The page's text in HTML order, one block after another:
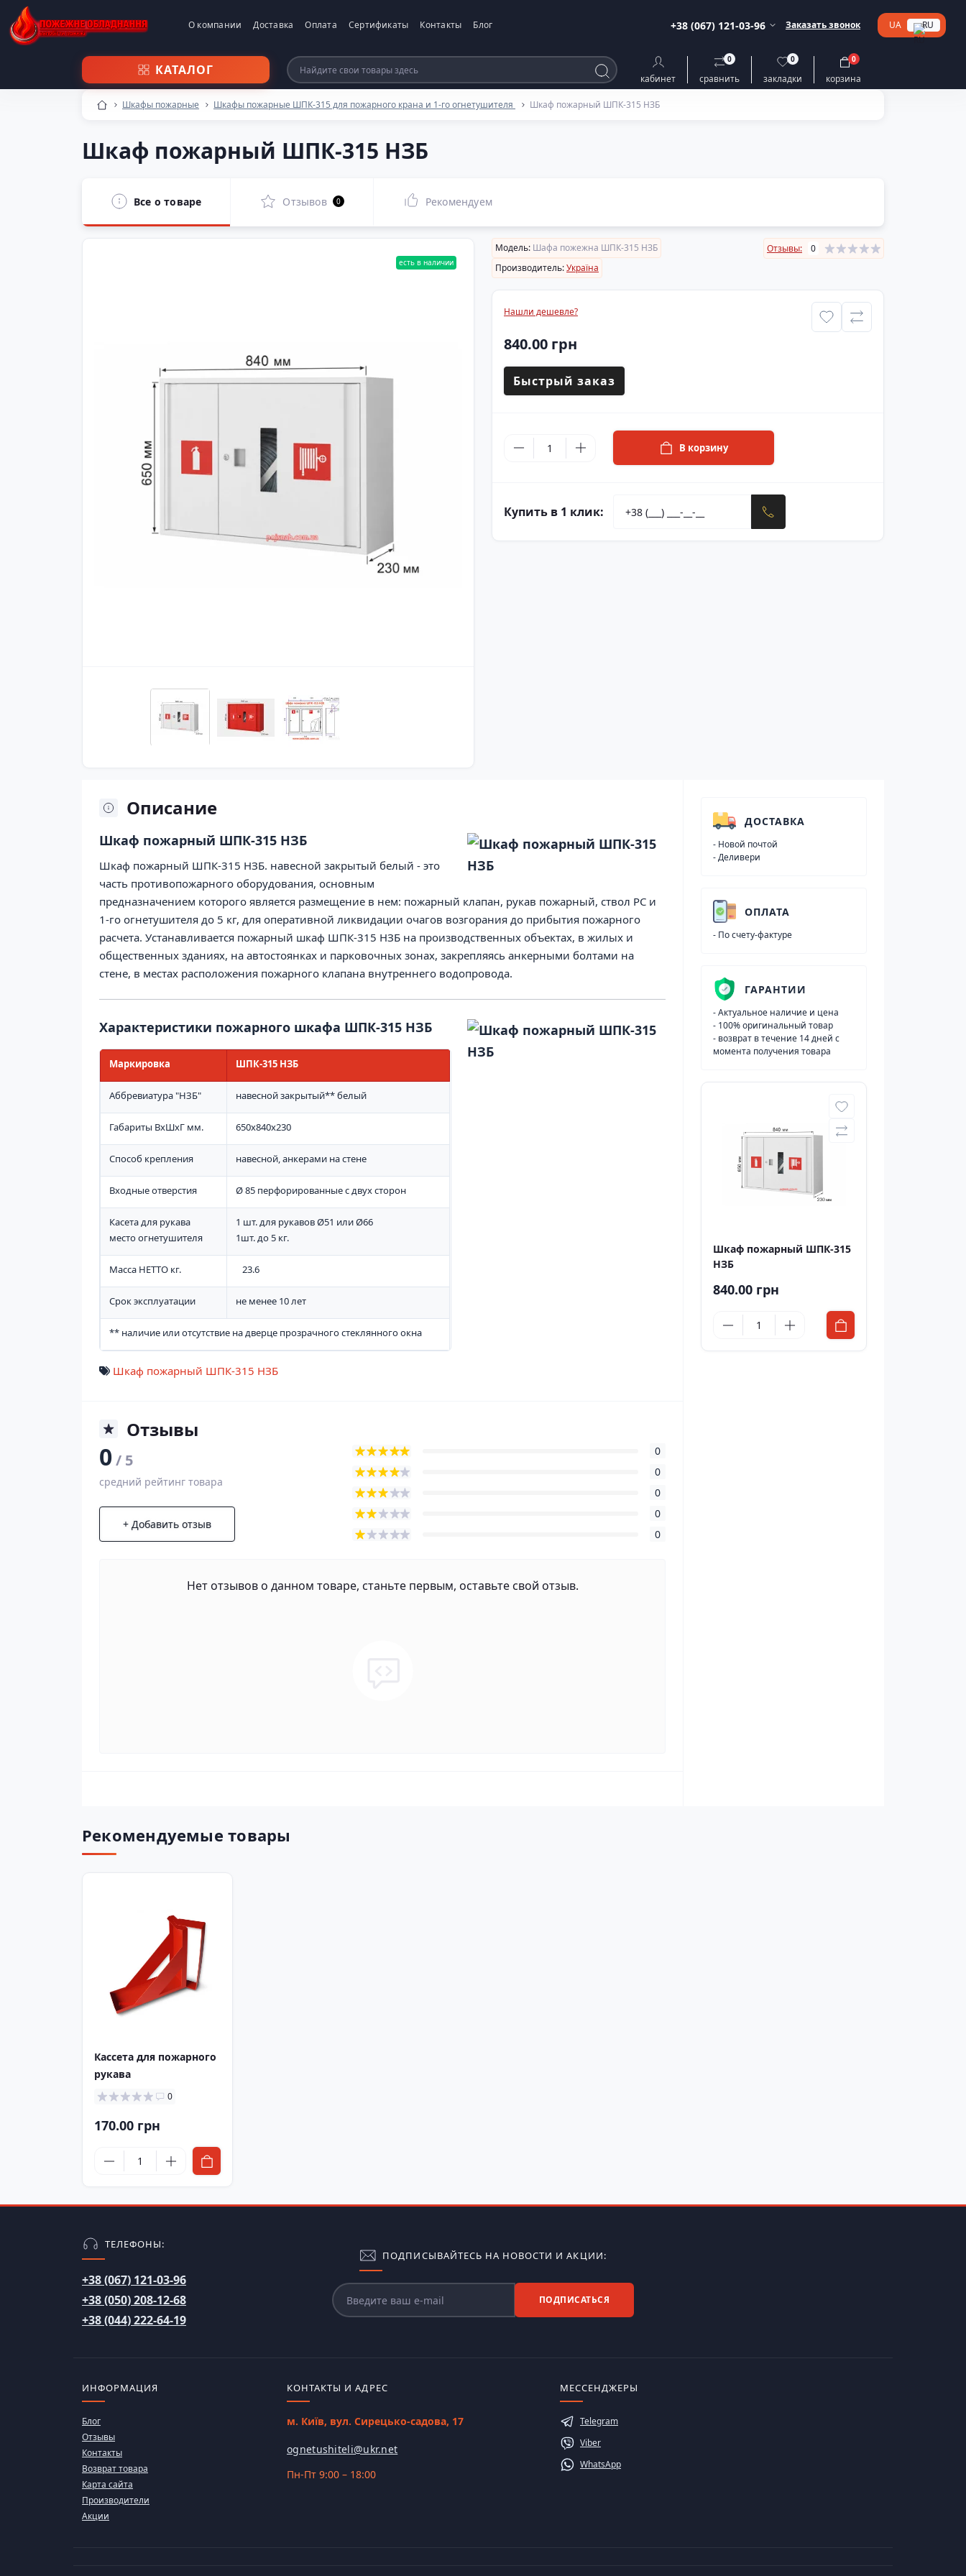
О компании Доставка Оплата Сертификаты Контакты Блог +38 (067) 121-03-96 Заказать звонок UA RU
КАТАЛОГ
кабинет сравнить
0
закладки
0
корзина
0
Шкафы пожарные Шкафы пожарные ШПК-315 для пожарного крана и 1-го огнетушителя Шкаф пожарный ШПК-315 НЗБ
Шкаф пожарный ШПК-315 НЗБ
Все о товаре Отзывов 0 Рекомендуем
есть в наличии
Модель: Шафа пожежна ШПК-315 НЗБ
Производитель:Україна
Отзывы: 0
Нашли дешевле?
840.00 грн
Быстрый заказ
В корзину
Купить в 1 клик:
Описание
Шкаф пожарный ШПК-315 НЗБ
Шкаф пожарный ШПК-315 НЗБ. навесной закрытый белый - это
часть противопожарного оборудования, основным
предназначением которого является размещение в нем: пожарный клапан, рукав пожарный, ствол РС и
1-го огнетушителя до 5 кг, для оперативной ликвидации очагов возгорания до прибытия пожарного
расчета. Устанавливается пожарный шкаф ШПК-315 НЗБ на производственных объектах, в жилых и
общественных зданиях, на автостоянках и парковочных зонах, закрепляясь анкерными болтами на
стене, в местах расположения пожарного клапана внутреннего водопровода.
Характеристики пожарного шкафа ШПК-315 НЗБ
Маркировка ШПК-315 НЗБ
Аббревиатура "НЗБ" навесной закрытый** белый
Габариты ВхШхГ мм. 650х840х230
Способ крепления навесной, анкерами на стене
Входные отверстия Ø 85 перфорированные с двух сторон
Касета для рукава
место огнетушителя
1 шт. для рукавов Ø51 или Ø66
1шт. до 5 кг.
Масса НЕТТО кг. 23.6
Срок эксплуатации не менее 10 лет
** наличие или отсутствие на дверце прозрачного стеклянного окна
Шкаф пожарный ШПК-315 НЗБ
Отзывы
0/ 5
средний рейтинг товара
+ Добавить отзыв
0
0
0
0
0
Нет отзывов о данном товаре, станьте первым, оставьте свой отзыв.
ДОСТАВКА
- Новой почтой
- Деливери
ОПЛАТА
- По счету-фактуре
ГАРАНТИИ
- Актуальное наличие и цена
- 100% оригинальный товар
- возврат в течение 14 дней с
момента получения товара
Шкаф пожарный ШПК-315
НЗБ
840.00 грн
Рекомендуемые товары
Кассета для пожарного
рукава
0
170.00 грн
ТЕЛЕФОНЫ:
+38 (067) 121-03-96
+38 (050) 208-12-68
+38 (044) 222-64-19
ПОДПИСЫВАЙТЕСЬ НА НОВОСТИ И АКЦИИ:
ПОДПИСАТЬСЯ
ИНФОРМАЦИЯ
Блог
Отзывы
Контакты
Возврат товара
Карта сайта
Производители
Акции
КОНТАКТЫ И АДРЕС
м. Київ, вул. Сирецько-садова, 17
ognetushiteli@ukr.net
Пн-Пт 9:00 – 18:00
МЕССЕНДЖЕРЫ
Telegram
Viber
WhatsApp